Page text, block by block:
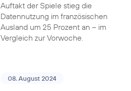
Auftakt der Spiele stieg die
Datennutzung im französischen
Ausland um 25 Prozent an – im
Vergleich zur Vorwoche.
08. August 2024